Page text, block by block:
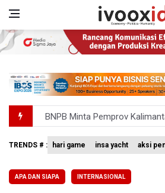
BNPB Minta Pemprov
Kemensos Targetkan 150
Tim 9 Kejagung Periksa
TRENDS # : hari game insa yacht aksi
APA DAN SIAPA INTERNASIONAL